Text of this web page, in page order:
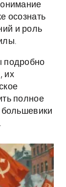
осознать
и роль
подробно
их
полное
большевики